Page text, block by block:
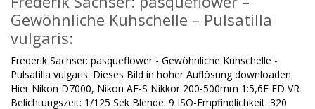
Gewöhnliche Kuhschelle – Pulsatilla
vulgaris:
Frederik Sachser: pasqueflower - Gewöhnliche Kuhschelle -
Pulsatilla vulgaris: Dieses Bild in hoher Auflösung downloaden:
Hier Nikon D7000, Nikon AF-S Nikkor 200-500mm 1:5,6E ED VR
Belichtungszeit: 1/125 Sek Blende: 9 ISO-Empfindlichkeit: 320